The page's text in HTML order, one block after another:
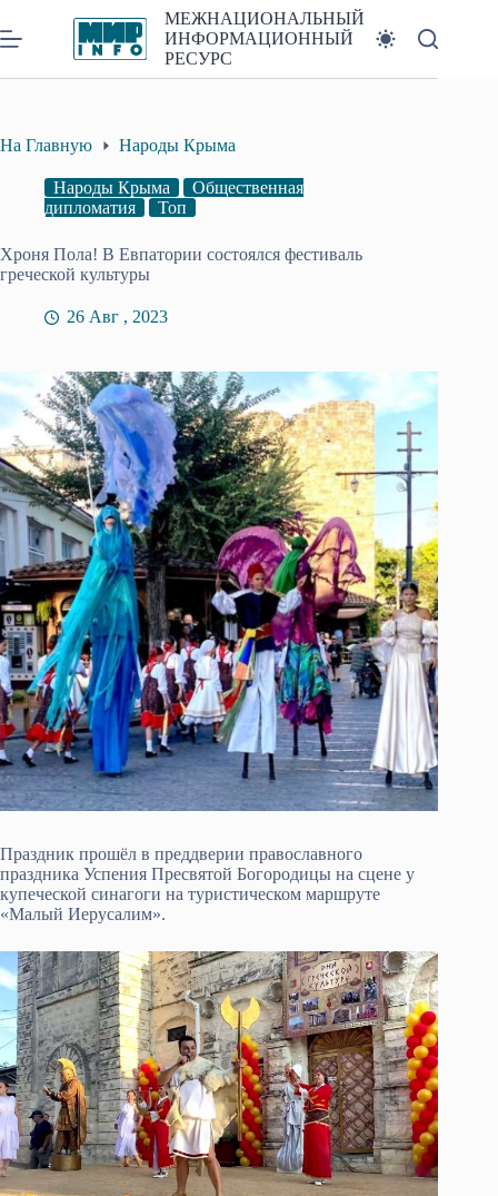
к
сути
МЕЖНАЦИОНАЛЬНЫЙ
ИНФОРМАЦИОННЫЙ
РЕСУРС
На Главную Народы Крыма
Народы Крыма
Общественная
дипломатия
Топ
Хроня Пола! В Евпатории состоялся фестиваль
греческой культуры
26 Авг , 2023
Праздник прошёл в преддверии православного
праздника Успения Пресвятой Богородицы на сцене у
купеческой синагоги на туристическом маршруте
«Малый Иерусалим».